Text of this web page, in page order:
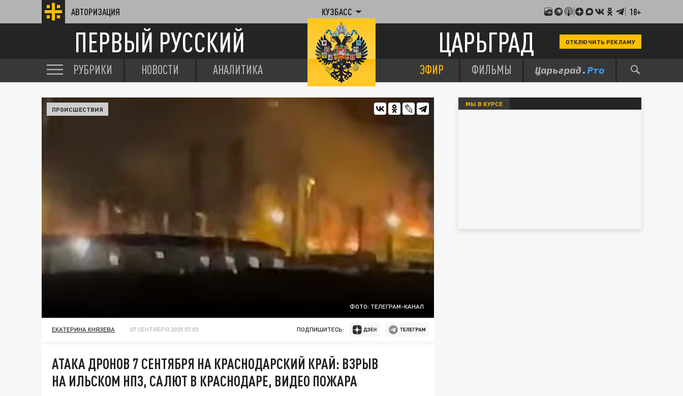
АВТОРИЗАЦИЯ КУЗБАСС 18+
ПЕРВЫЙ РУССКИЙ ЦАРЬГРАД ОТКЛЮЧИТЬ РЕКЛАМУ
РУБРИКИ НОВОСТИ АНАЛИТИКА ЭФИР ФИЛЬМЫ
ФОТО: ТЕЛЕГРАМ-КАНАЛ
ПРОИСШЕСТВИЯ
ЕКАТЕРИНА КНЯЗЕВА 07 СЕНТЯБРЯ 2025 07:03 ПОДПИШИТЕСЬ:
АТАКА ДРОНОВ 7 СЕНТЯБРЯ НА КРАСНОДАРСКИЙ КРАЙ: ВЗРЫВ
НА ИЛЬСКОМ НПЗ, САЛЮТ В КРАСНОДАРЕ, ВИДЕО ПОЖАРА
МЫ В КУРСЕ